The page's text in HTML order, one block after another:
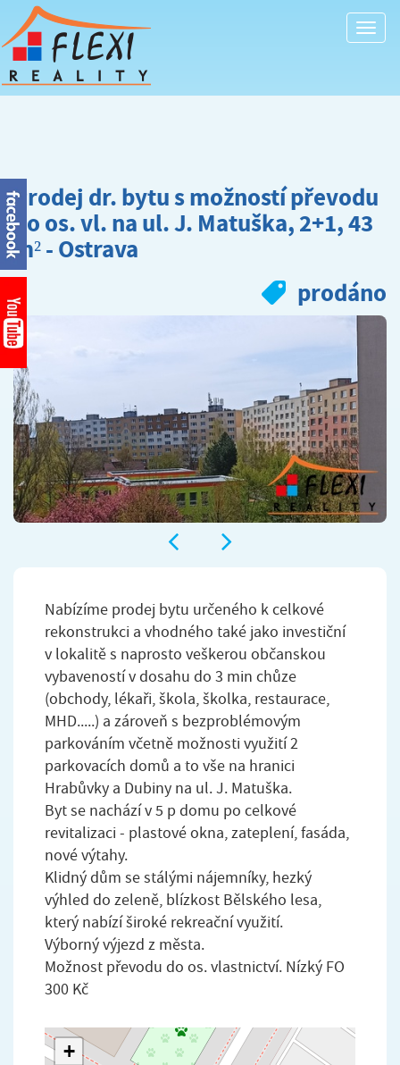
Prodej dr. bytu s možností převodu
do os. vl. na ul. J. Matuška, 2+1, 43
m² - Ostrava
prodáno
Nabízíme prodej bytu určeného k celkové
rekonstrukci a vhodného také jako investiční
v lokalitě s naprosto veškerou občanskou
vybaveností v dosahu do 3 min chůze
(obchody, lékaři, škola, školka, restaurace,
MHD.....) a zároveň s bezproblémovým
parkováním včetně možnosti využití 2
parkovacích domů a to vše na hranici
Hrabůvky a Dubiny na ul. J. Matuška.
Byt se nachází v 5 p domu po celkové
revitalizaci - plastové okna, zateplení, fasáda,
nové výtahy.
Klidný dům se stálými nájemníky, hezký
výhled do zeleně, blízkost Bělského lesa,
který nabízí široké rekreační využití.
Výborný výjezd z města.
Možnost převodu do os. vlastnictví. Nízký FO
300 Kč
+